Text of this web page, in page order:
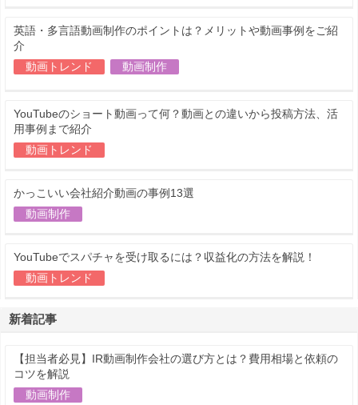
英語・多言語動画制作のポイントは？メリットや動画事例をご紹
介
動画トレンド
動画制作
YouTubeのショート動画って何？動画との違いから投稿方法、活
用事例まで紹介
動画トレンド
かっこいい会社紹介動画の事例13選
動画制作
YouTubeでスパチャを受け取るには？収益化の方法を解説！
動画トレンド
新着記事
【担当者必見】IR動画制作会社の選び方とは？費用相場と依頼の
コツを解説
動画制作